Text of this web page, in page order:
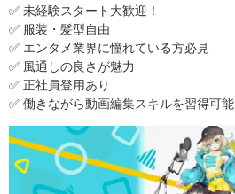
✅️ 未経験スタート大歓迎！
✅️ 服装・髪型自由
✅️ エンタメ業界に憧れている方必見
✅️ 風通しの良さが魅力
✅️ 正社員登用あり
✅️ 働きながら動画編集スキルを習得可能